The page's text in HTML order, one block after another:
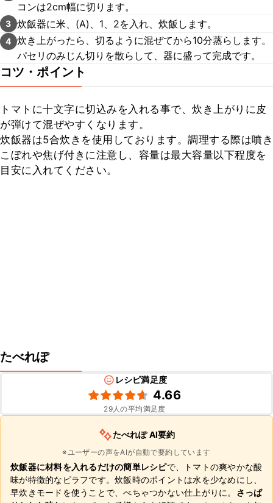
コンは2cm幅に切ります。
3 炊飯器に米、(A)、1、2を入れ、炊飯します。
4 炊き上がったら、切るように混ぜてから10分蒸らします。
パセリのみじん切りを散らして、器に盛って完成です。
コツ・ポイント
トマトに十文字に切込みを入れる事で、炊き上がりに皮
が弾けて混ぜやすくなります。
炊飯器は5合炊きを使用しております。調理する際は噴き
こぼれや焦げ付きに注意し、容量は最大容量以下程度を
目安に入れてください。
たべれぽ
レシピ満足度
4.66
29人の平均満足度
たべれぽ AI要約
※ユーザーの声をAIが自動で要約しています
炊飯器に材料を入れるだけの簡単レシピで、トマトの爽やかな酸
味が特徴的なピラフです。炊飯時のポイントは水を少なめにし、
早炊きモードを使うことで、べちゃつかない仕上がりに。 さっぱ